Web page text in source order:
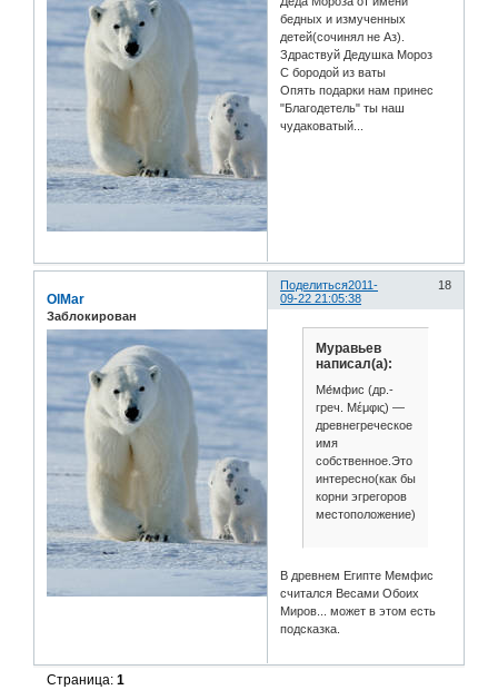
бедных и измученных
детей(сочинял не Аз).
Здраствуй Дедушка Мороз
С бородой из ваты
Опять подарки нам принес
"Благодетель" ты наш
чудаковатый...
Поделиться 18
2011-
09-22 21:05:38
OlMar
Заблокирован
Муравьев
написал(а):
Ме́мфис (др.-
греч. Μέμφις) —
древнегреческое
имя
собственное.Это
интересно(как бы
корни эгрегоров
местоположение)
В древнем Египте Мемфис
считался Весами Обоих
Миров... может в этом есть
подсказка.
Страница:1